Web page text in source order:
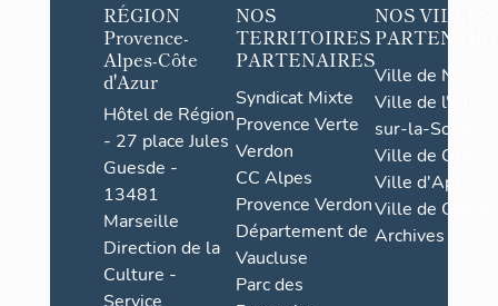
RÉGION
Provence-
Alpes-Côte
d'Azur
Hôtel de Région
- 27 place Jules
Guesde -
13481
Marseille
Direction de la
Culture -
NOS
TERRITOIRES
PARTENAIRES
Syndicat Mixte
Provence Verte
Verdon
CC Alpes
Provence Verdon
Département de
Vaucluse
Parc des
NOS VILLES
Ville de Nice
Ville de l'Isle-
sur-la-Sorgue
Ville de Grasse
Ville d'Apt
Ville de
Archives